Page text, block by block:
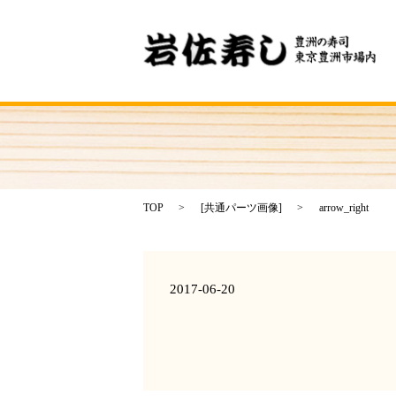
TOP [共通パーツ画像] arrow_right
2017-06-20